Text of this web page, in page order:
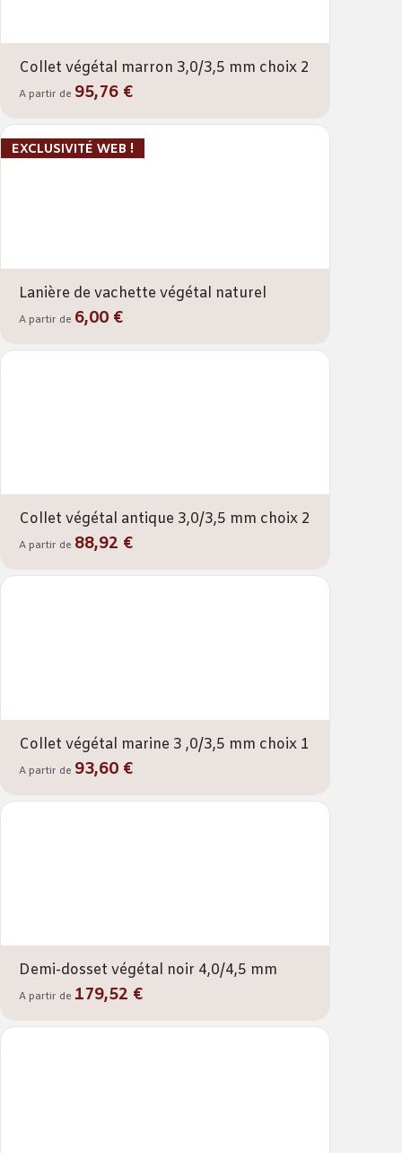
Collet végétal marron 3,0/3,5 mm choix 2
A partir de 95,76 €
Lanière de vachette végétal naturel
EXCLUSIVITÉ WEB !
A partir de 6,00 €
Collet végétal antique 3,0/3,5 mm choix 2
A partir de 88,92 €
Collet végétal marine 3 ,0/3,5 mm choix 1
A partir de 93,60 €
Demi-dosset végétal noir 4,0/4,5 mm
A partir de 179,52 €